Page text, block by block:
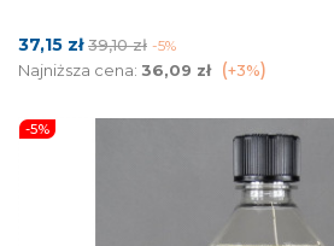
Cena
37,15 zł Cena
podstawowa
39,10 zł -5%
Najniższa cena: 36,09 zł +3%
-5%